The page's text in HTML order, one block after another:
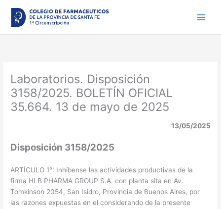
contenido
Laboratorios. Disposición
3158/2025. BOLETÍN OFICIAL
35.664. 13 de mayo de 2025
13/05/2025
Disposición 3158/2025
ARTÍCULO 1°: Inhíbense las actividades productivas de la
firma HLB PHARMA GROUP S.A. con planta sita en Av.
Tomkinson 2054, San Isidro, Provincia de Buenos Aires, por
las razones expuestas en el considerando de la presente